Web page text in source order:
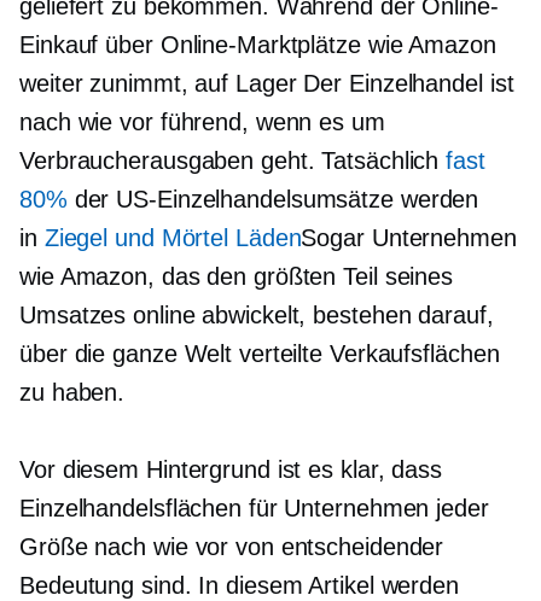
geliefert zu bekommen. Während der Online-
Einkauf über Online-Marktplätze wie Amazon
weiter zunimmt,auf LagerDer Einzelhandel ist
nach wie vor führend, wenn es um
Verbraucherausgaben geht. Tatsächlichfast
80% der US-Einzelhandelsumsätze werden
in Ziegel und Mörtel LädenSogar Unternehmen
wie Amazon, das den größten Teil seines
Umsatzes online abwickelt, bestehen darauf,
über die ganze Welt verteilte Verkaufsflächen
zu haben.
Vor diesem Hintergrund ist es klar, dass
Einzelhandelsflächen für Unternehmen jeder
Größe nach wie vor von entscheidender
Bedeutung sind. In diesem Artikel werden